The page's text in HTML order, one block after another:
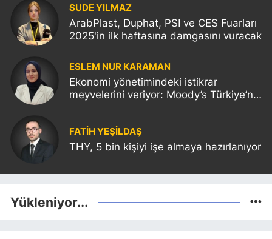
SUDE YILMAZ
ArabPlast, Duphat, PSI ve CES Fuarları
2025'in ilk haftasına damgasını vuracak
ESLEM NUR KARAMAN
Ekonomi yönetimindeki istikrar
meyvelerini veriyor: Moody’s Türkiye’nin
FATIH YEŞİLDAŞ
THY, 5 bin kişiyi işe almaya hazırlanıyor
Yükleniyor...